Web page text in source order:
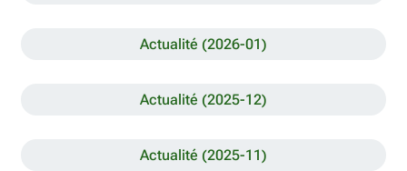
Actualité (2026-01)
Actualité (2025-12)
Actualité (2025-11)